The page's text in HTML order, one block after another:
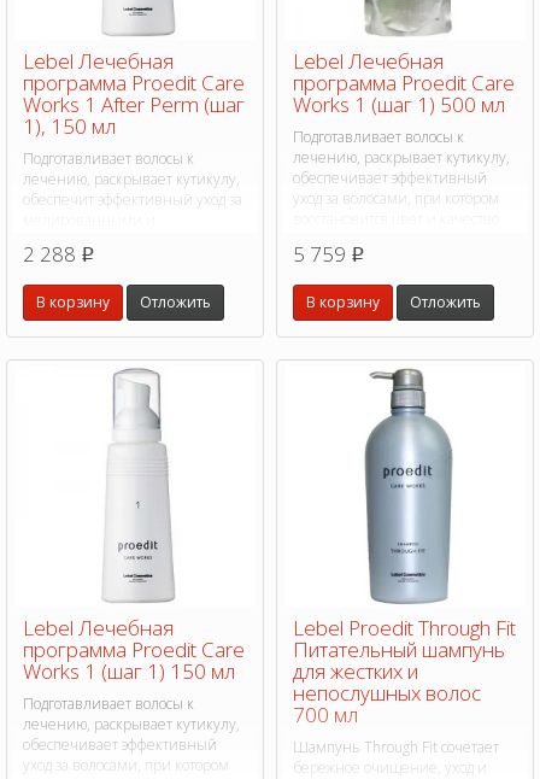
Lebel Лечебная
программа Proedit Care
Works 1 After Perm (шаг
1), 150 мл
Подготавливает волосы к
лечению, раскрывает кутикулу,
обеспечит эффективный уход за
котором восстановится качество
волос.
2 288 p
В корзину Отложить
Lebel Лечебная
программа Proedit Care
Works 1 (шаг 1) 500 мл
Подготавливает волосы к
лечению, раскрывает кутикулу,
обеспечивает эффективный
уход за волосами, при котором
5 759 p
В корзину Отложить
Lebel Лечебная
программа Proedit Care
Works 1 (шаг 1) 150 мл
Подготавливает волосы к
лечению, раскрывает кутикулу,
обеспечивает эффективный
уход за волосами, при котором
Lebel Proedit Through Fit
Питательный шампунь
для жестких и
непослушных волос
700 мл
Шампунь Through Fit сочетает
бережное очищение, уход и